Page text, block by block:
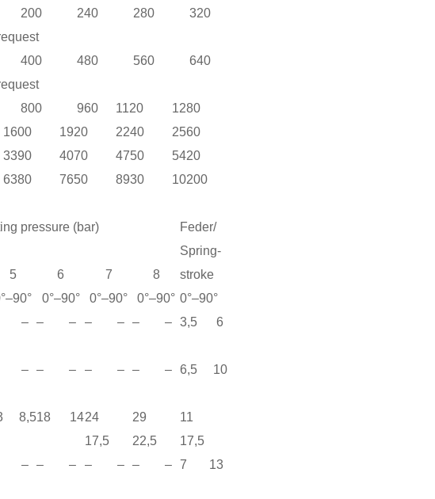
200 240 280
320
400 480 560
640
800 960 1120
1280
1600 1920 2240
2560
3390 4070 4750
5420
6380 7650 8930
10200
pressure (bar)
Feder/
Spring-
stroke
0°–90°
5
6
0°–90°
7
0°–90°
8
0°–90°
– – – – – – – 3,5 6
– – – – – – – 6,5 10
8,518 1424
17,5
29
22,5
11
17,5
– – – – – – – 7 13